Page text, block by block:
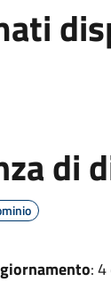
di
: